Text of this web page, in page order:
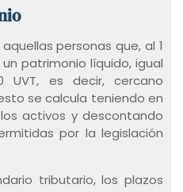
personas que, al 1
patrimonio líquido, igual
UVT, es decir, cercano
se calcula teniendo en
activos y descontando
por la legislación
tributario, los plazos